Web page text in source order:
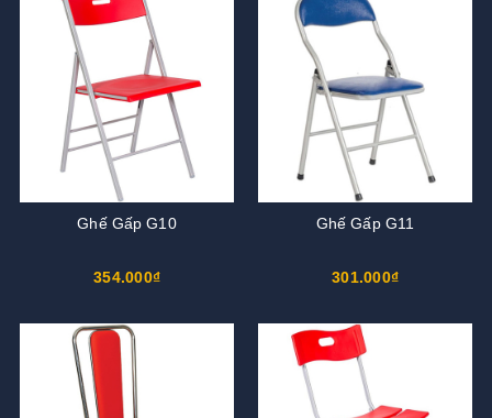
Ghế Gấp G10
354.000₫
Ghế Gấp G11
301.000₫